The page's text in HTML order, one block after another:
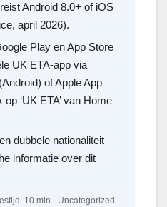
Android 8.0+ of iOS
april 2026).
Play en App Store
UK ETA-app via
of Apple App
‘UK ETA’ van Home
dubbele nationaliteit
informatie over dit
10 min · Uncategorized